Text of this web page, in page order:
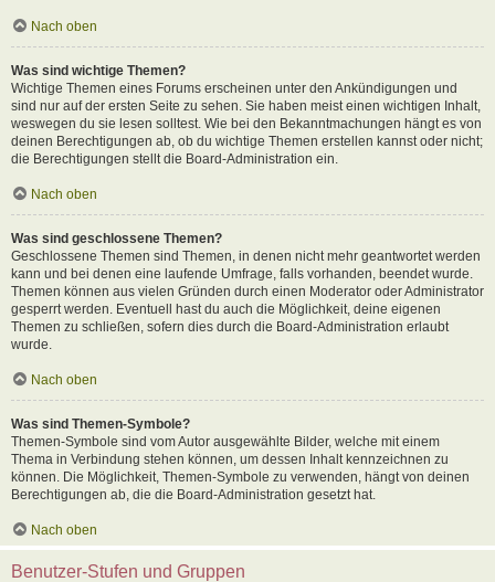
Nach oben
Was sind wichtige Themen?
Wichtige Themen eines Forums erscheinen unter den Ankündigungen und
sind nur auf der ersten Seite zu sehen. Sie haben meist einen wichtigen Inhalt,
weswegen du sie lesen solltest. Wie bei den Bekanntmachungen hängt es von
deinen Berechtigungen ab, ob du wichtige Themen erstellen kannst oder nicht;
die Berechtigungen stellt die Board-Administration ein.
Nach oben
Was sind geschlossene Themen?
Geschlossene Themen sind Themen, in denen nicht mehr geantwortet werden
kann und bei denen eine laufende Umfrage, falls vorhanden, beendet wurde.
Themen können aus vielen Gründen durch einen Moderator oder Administrator
gesperrt werden. Eventuell hast du auch die Möglichkeit, deine eigenen
Themen zu schließen, sofern dies durch die Board-Administration erlaubt
wurde.
Nach oben
Was sind Themen-Symbole?
Themen-Symbole sind vom Autor ausgewählte Bilder, welche mit einem
Thema in Verbindung stehen können, um dessen Inhalt kennzeichnen zu
können. Die Möglichkeit, Themen-Symbole zu verwenden, hängt von deinen
Berechtigungen ab, die die Board-Administration gesetzt hat.
Nach oben
Benutzer-Stufen und Gruppen